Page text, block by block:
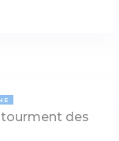
tourment des